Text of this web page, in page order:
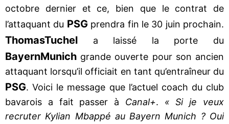
octobre dernier et ce, bien que le contrat de
l’attaquant du PSGprendra fin le 30 juin prochain.
ThomasTuchel a laissé la porte du
BayernMunich grande ouverte pour son ancien
attaquant lorsqu’il officiait en tant qu’entraîneur du
PSG. Voici le message que l’actuel coach du club
bavarois a fait passer à Canal+. « Si je veux
recruter Kylian Mbappé au Bayern Munich ? Oui